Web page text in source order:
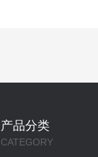
产品分类
CATEGORY